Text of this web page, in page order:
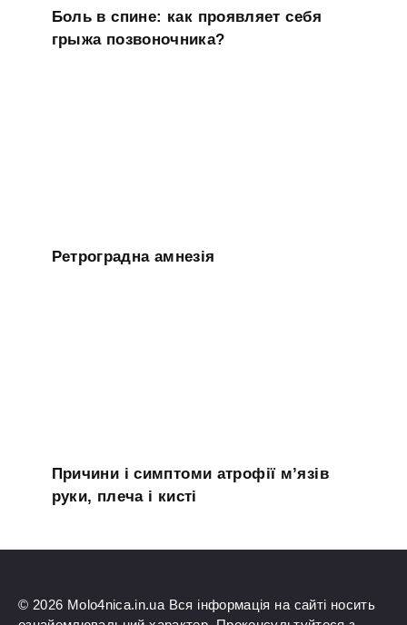
Боль в спине: как проявляет себя
грыжа позвоночника?
Ретроградна амнезія
Причини і симптоми атрофії м’язів
руки, плеча і кисті
© 2026 Molo4nica.in.ua Вся інформація на сайті носить